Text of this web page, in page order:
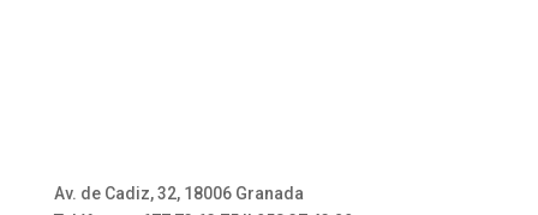
Av. de Cadiz, 32, 18006 Granada